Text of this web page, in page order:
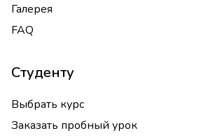
Галерея
FAQ
Студенту
Выбрать курс
Заказать пробный урок